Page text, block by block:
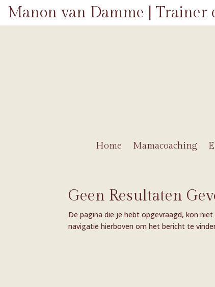
Manon van Damme | Trainer
Home Mamacoaching
Geen Resultaten
De pagina die je hebt opgevraagd, kon
navigatie hierboven om het bericht te